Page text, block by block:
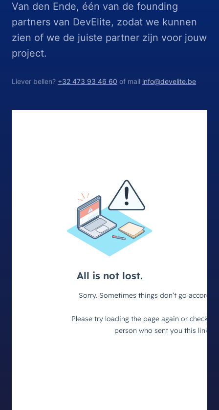
Van den Ende, één van de founding
partners van DevElite, zodat we kunnen
zien of we de juiste partner zijn voor jouw
project.
Liever bellen? +32 473 93 46 60 of mail info@develite.be